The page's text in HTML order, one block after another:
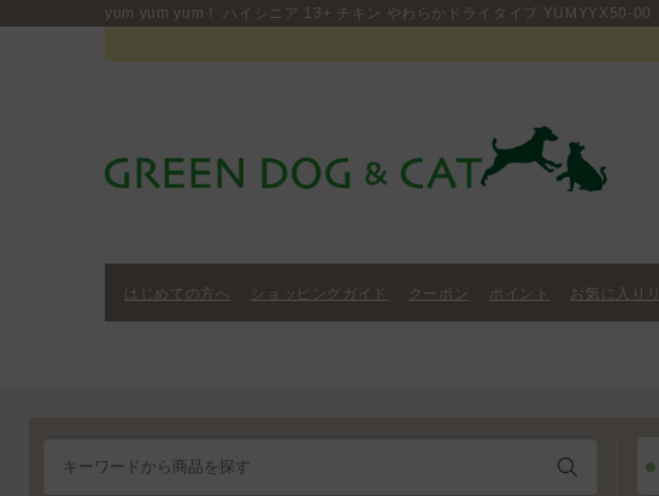
yum yum yum！ ハイシニア 13+ チキン やわらかドライタイプ YUMYYX50-00
はじめての方へ ショッピングガイド クーポン ポイント お気に入り